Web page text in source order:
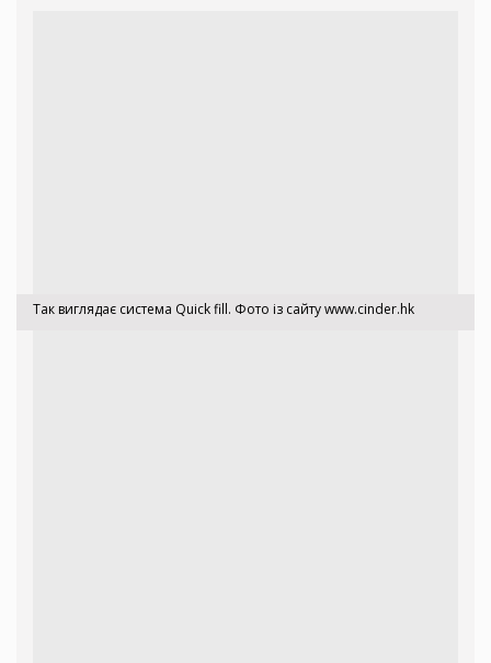
Так виглядає система Quick fill. Фото із сайтуwww.cinder.hk